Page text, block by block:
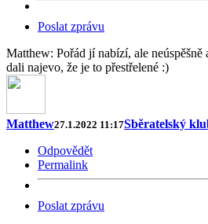
Poslat zprávu
Matthew: Pořád jí nabízí, ale
dali najevo, že je to přestřelené :)
Matthew27.1.2022 11:17Sběratelský
Odpovědět
Permalink
Poslat zprávu